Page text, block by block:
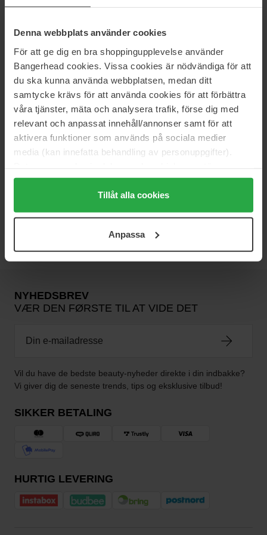
Denna webbplats använder cookies
För att ge dig en bra shoppingupplevelse använder
Bangerhead cookies. Vissa cookies är nödvändiga för att
du ska kunna använda webbplatsen, medan ditt
samtycke krävs för att använda cookies för att förbättra
våra tjänster, mäta och analysera trafik, förse dig med
relevant och anpassat innehåll/annonser samt för att
aktivera funktioner som används på sociala medier
media (kan innefatta behandling av personuppgifter).
Genom att trycka på "Tillåt alla cookies" accepterar du
alla cookies, medan du under "Detaljer" kan anpassa
användningen av cookies. Du kan när som helst återkalla
samt vår Integritetspolicy.
Tillåt alla cookies
Anpassa
Mignight Hair & Body
Shower Gel 200 ml
215 kr
Gant
204 kr Ikke på lager
GANT
Gant
50 ml
477 kr
Normalpris 530 kr
GANT
Gant
200 ml
204 kr
Normalpris 226 kr
GANT
633 kr
GANT
Shower Gel
204 kr
NYHEDSBREV
VÆR DEN FØRSTE TIL AT VIDE DET
Vil du have de bedste beauty-nyheder direkte i din indbakke?
Vi giver dig de seneste trends, tips og eksklusive tilbud!
SIKKER BETALING
HURTIG LEVERING